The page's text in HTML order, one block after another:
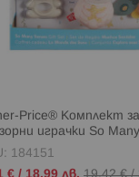
Price® Комплект
играчки So
184151
€ / 18,99 лв. 19,42 €/